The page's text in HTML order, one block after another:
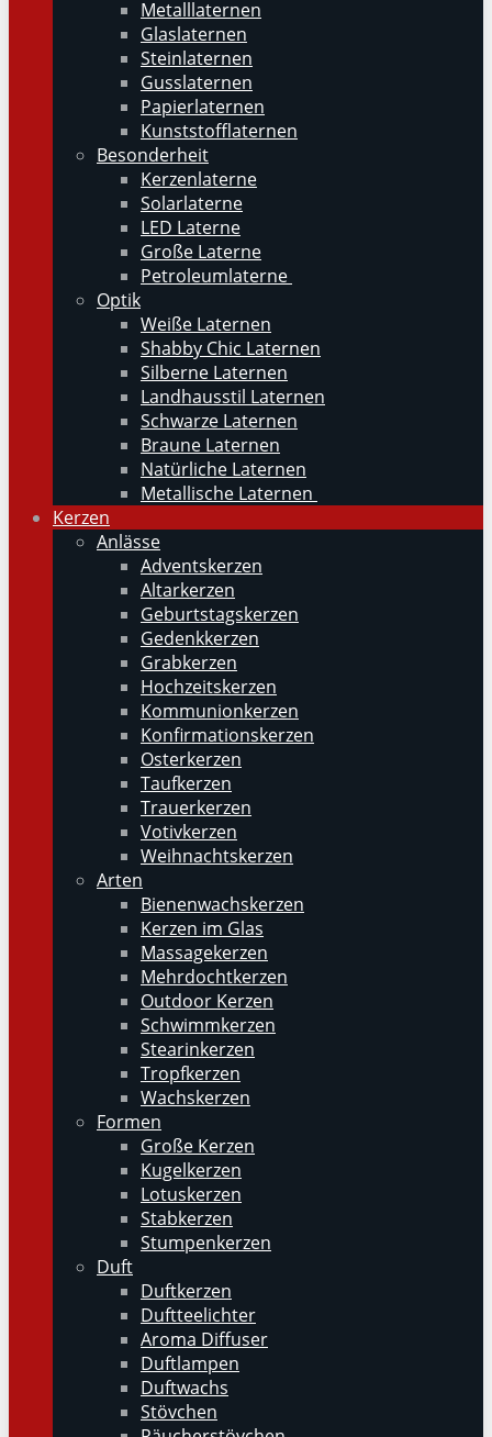
Metalllaternen
Glaslaternen
Steinlaternen
Gusslaternen
Papierlaternen
Kunststofflaternen
Besonderheit
Kerzenlaterne
Solarlaterne
LED Laterne
Große Laterne
Petroleumlaterne
Optik
Weiße Laternen
Shabby Chic Laternen
Silberne Laternen
Landhausstil Laternen
Schwarze Laternen
Braune Laternen
Natürliche Laternen
Metallische Laternen
Kerzen
Anlässe
Adventskerzen
Altarkerzen
Geburtstagskerzen
Gedenkkerzen
Grabkerzen
Hochzeitskerzen
Kommunionkerzen
Konfirmationskerzen
Osterkerzen
Taufkerzen
Trauerkerzen
Votivkerzen
Weihnachtskerzen
Arten
Bienenwachskerzen
Kerzen im Glas
Massagekerzen
Mehrdochtkerzen
Outdoor Kerzen
Schwimmkerzen
Stearinkerzen
Tropfkerzen
Wachskerzen
Formen
Große Kerzen
Kugelkerzen
Lotuskerzen
Stabkerzen
Stumpenkerzen
Duft
Duftkerzen
Duftteelichter
Aroma Diffuser
Duftlampen
Duftwachs
Stövchen